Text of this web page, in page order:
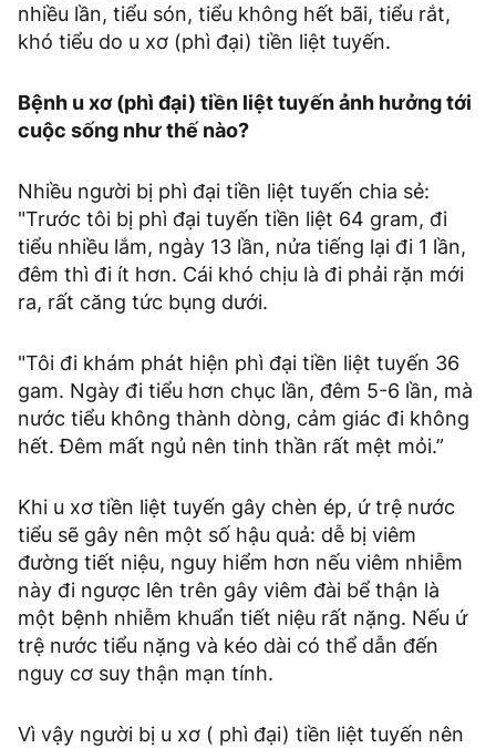
nhiều lần, tiểu són, tiểu không hết bãi, tiểu rắt,
khó tiểu do u xơ (phì đại) tiền liệt tuyến.
Bệnh u xơ (phì đại) tiền liệt tuyến ảnh hưởng tới
cuộc sống như thế nào?
Nhiều người bị phì đại tiền liệt tuyến chia sẻ:
"Trước tôi bị phì đại tuyến tiền liệt 64 gram, đi
tiểu nhiều lắm, ngày 13 lần, nửa tiếng lại đi 1 lần,
đêm thì đi ít hơn. Cái khó chịu là đi phải rặn mới
ra, rất căng tức bụng dưới.
"Tôi đi khám phát hiện phì đại tiền liệt tuyến 36
gam. Ngày đi tiểu hơn chục lần, đêm 5-6 lần, mà
nước tiểu không thành dòng, cảm giác đi không
hết. Đêm mất ngủ nên tinh thần rất mệt mỏi.”
Khi u xơ tiền liệt tuyến gây chèn ép, ứ trệ nước
tiểu sẽ gây nên một số hậu quả: dễ bị viêm
đường tiết niệu, nguy hiểm hơn nếu viêm nhiễm
này đi ngược lên trên gây viêm đài bể thận là
một bệnh nhiễm khuẩn tiết niệu rất nặng. Nếu ứ
trệ nước tiểu nặng và kéo dài có thể dẫn đến
nguy cơ suy thận mạn tính.
Vì vậy người bị u xơ ( phì đại) tiền liệt tuyến nên